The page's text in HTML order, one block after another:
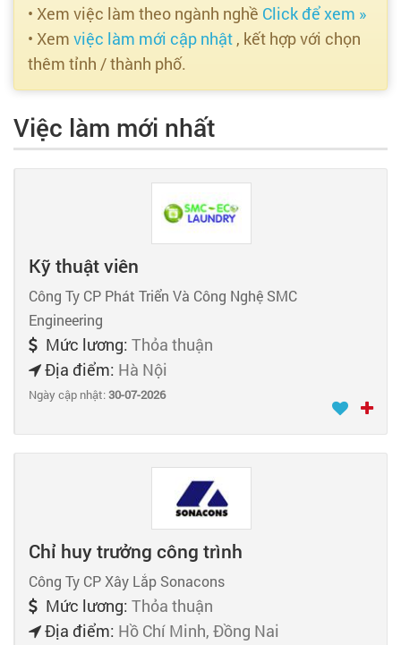
• Xem việc làm theo ngành nghề Click để xem »
• Xem việc làm mới cập nhật , kết hợp với chọn
thêm tỉnh / thành phố.
Việc làm mới nhất
Kỹ thuật viên
Công Ty CP Phát Triển Và Công Nghệ SMC
Engineering
Mức lương: Thỏa thuận
Địa điểm: Hà Nội
Ngày cập nhật:30-07-2026
Chỉ huy trưởng công trình
Công Ty CP Xây Lắp Sonacons
Mức lương: Thỏa thuận
Địa điểm: Hồ Chí Minh, Đồng Nai